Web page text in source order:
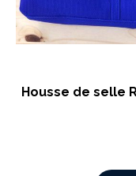
Housse de selle